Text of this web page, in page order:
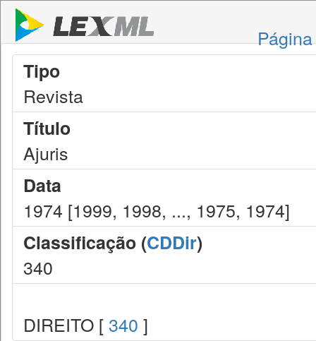
Tipo
Revista
Título
Ajuris
Data
1974 [1999, 1998, ..., 1975, 1974]
Classificação (CDDir)
340
DIREITO [ 340 ]